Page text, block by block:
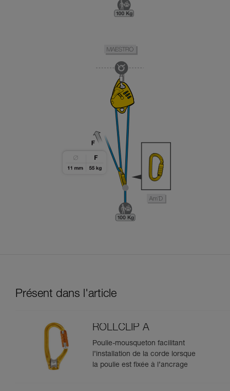
Présent dans l'article
ROLLCLIP A
Poulie-mousqueton facilitant
l’installation de la corde lorsque
la poulie est fixée à l’ancrage